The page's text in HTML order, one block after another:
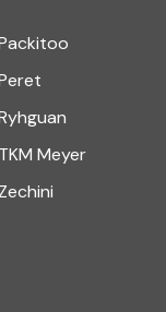
TKM Meyer
Zechini